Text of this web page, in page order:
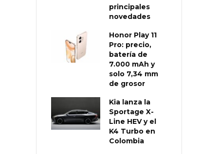
principales
novedades
Honor Play 11
Pro: precio,
batería de
7.000 mAh y
solo 7,34 mm
de grosor
Kia lanza la
Sportage X-
Line HEV y el
K4 Turbo en
Colombia